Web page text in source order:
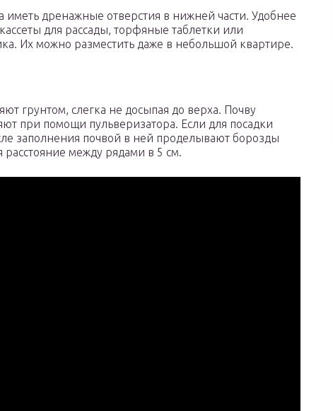
дренажные отверстия в нижней части. Удобнее
для рассады, торфяные таблетки или
Их можно разместить даже в небольшой квартире.
грунтом, слегка не досыпая до верха. Почву
при помощи пульверизатора. Если для посадки
заполнения почвой в ней проделывают борозды
между рядами в 5 см.